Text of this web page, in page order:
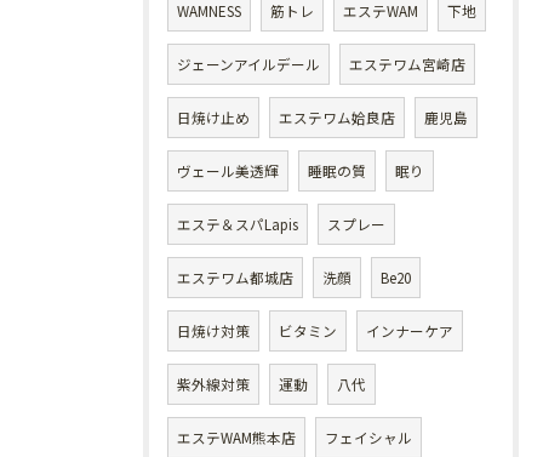
WAMNESS 筋トレ エステWAM 下地
ジェーンアイルデール エステワム宮崎店
日焼け止め エステワム姶良店 鹿児島
ヴェール美透輝 睡眠の質 眠り
エステ＆スパLapis スプレー
エステワム都城店 洗顔 Be20
日焼け対策 ビタミン インナーケア
紫外線対策 運動 八代
エステWAM熊本店 フェイシャル